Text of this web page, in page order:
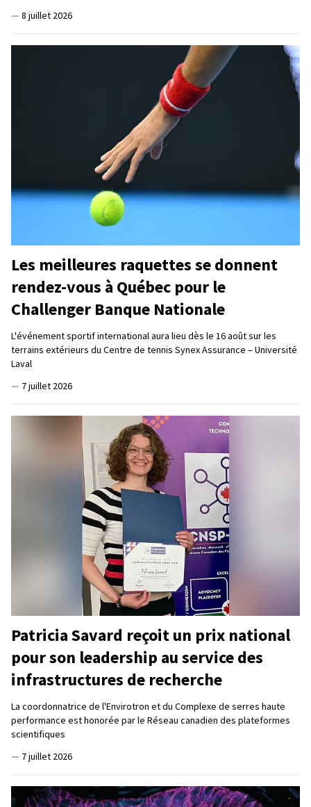
— 8 juillet 2026
Les meilleures raquettes se donnent
rendez-vous à Québec pour le
Challenger Banque Nationale
L'événement sportif international aura lieu dès le 16 août sur les
terrains extérieurs du Centre de tennis Synex Assurance – Université
Laval
— 7 juillet 2026
Patricia Savard reçoit un prix national
pour son leadership au service des
infrastructures de recherche
La coordonnatrice de l'Envirotron et du Complexe de serres haute
performance est honorée par le Réseau canadien des plateformes
scientifiques
— 7 juillet 2026